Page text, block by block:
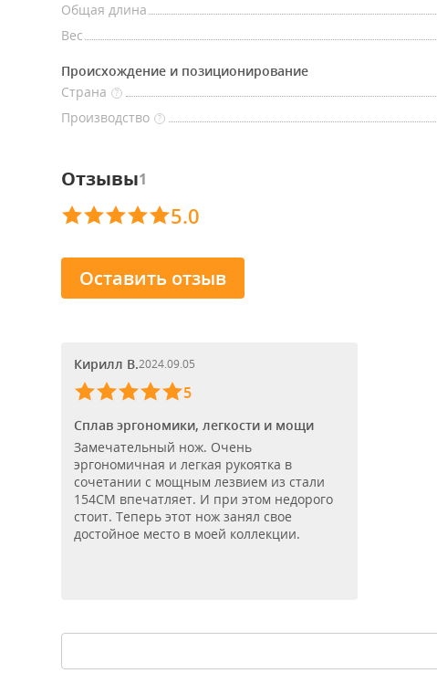
Общая длина
Вес
Происхождение и позиционирование
Страна
?
Производство
?
Отзывы1
5.0
Оставить отзыв
Кирилл В.2024.09.05
5
Сплав эргономики, легкости и мощи
Замечательный нож. Очень
эргономичная и легкая рукоятка в
сочетании с мощным лезвием из стали
154СМ впечатляет. И при этом недорого
стоит. Теперь этот нож занял свое
достойное место в моей коллекции.